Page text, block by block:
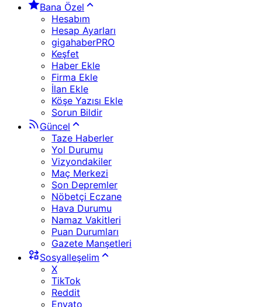
Bana Özel
Hesabım
Hesap Ayarları
gigahaberPRO
Keşfet
Haber Ekle
Firma Ekle
İlan Ekle
Köşe Yazısı Ekle
Sorun Bildir
Güncel
Taze Haberler
Yol Durumu
Vizyondakiler
Maç Merkezi
Son Depremler
Nöbetçi Eczane
Hava Durumu
Namaz Vakitleri
Puan Durumları
Gazete Manşetleri
Sosyalleşelim
X
TikTok
Reddit
Envato